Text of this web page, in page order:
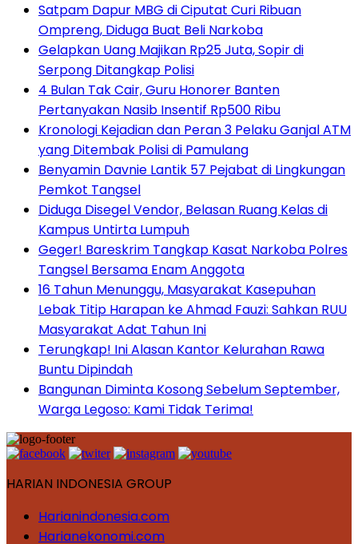
Satpam Dapur MBG di Ciputat Curi Ribuan
Ompreng, Diduga Buat Beli Narkoba
Gelapkan Uang Majikan Rp25 Juta, Sopir di
Serpong Ditangkap Polisi
4 Bulan Tak Cair, Guru Honorer Banten
Pertanyakan Nasib Insentif Rp500 Ribu
Kronologi Kejadian dan Peran 3 Pelaku Ganjal ATM
yang Ditembak Polisi di Pamulang
Benyamin Davnie Lantik 57 Pejabat di Lingkungan
Pemkot Tangsel
Diduga Disegel Vendor, Belasan Ruang Kelas di
Kampus Untirta Lumpuh
Geger! Bareskrim Tangkap Kasat Narkoba Polres
Tangsel Bersama Enam Anggota
16 Tahun Menunggu, Masyarakat Kasepuhan
Lebak Titip Harapan ke Ahmad Fauzi: Sahkan RUU
Masyarakat Adat Tahun Ini
Terungkap! Ini Alasan Kantor Kelurahan Rawa
Buntu Dipindah
Bangunan Diminta Kosong Sebelum September,
Warga Legoso: Kami Tidak Terima!
HARIAN INDONESIA GROUP
Harianindonesia.com
Harianekonomi.com